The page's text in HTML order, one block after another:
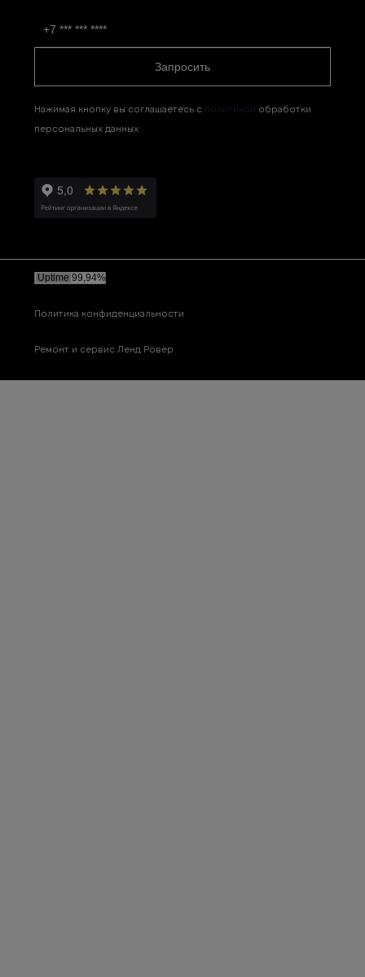
Запросить
Нажимая кнопку вы соглашаетесь с политикой обработки
персональных данных
Политика конфиденциальности
Ремонт и сервис Ленд Ровер